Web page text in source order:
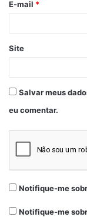
E-mail *
Site
Salvar meus
eu comentar.
Notifique-me
Notifique-me